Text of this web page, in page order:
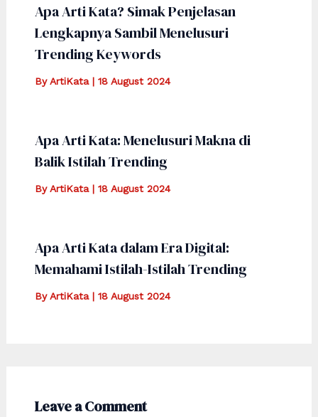
Apa Arti Kata? Simak Penjelasan
Lengkapnya Sambil Menelusuri
Trending Keywords
ByArtiKata | 18 August 2024
Apa Arti Kata: Menelusuri Makna di
Balik Istilah Trending
ByArtiKata | 18 August 2024
Apa Arti Kata dalam Era Digital:
Memahami Istilah-Istilah Trending
ByArtiKata | 18 August 2024
Leave a Comment